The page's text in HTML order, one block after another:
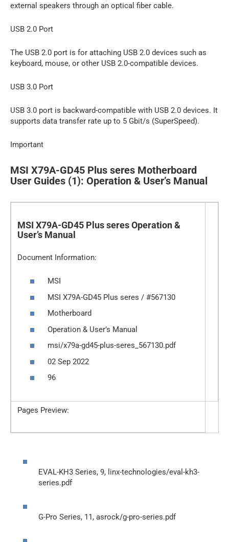
external speakers through an optical fiber cable.
USB 2.0 Port
The USB 2.0 port is for attaching USB 2.0 devices such as
keyboard, mouse, or other USB 2.0-compatible devices.
USB 3.0 Port
USB 3.0 port is backward-compatible with USB 2.0 devices. It
supports data transfer rate up to 5 Gbit/s (SuperSpeed).
Important
MSI X79A-GD45 Plus seres Motherboard
User Guides (1): Operation & User’s Manual
MSI X79A-GD45 Plus seres Operation &
User’s Manual
Document Information:
MSI
MSI X79A-GD45 Plus seres / #567130
Motherboard
Operation & User’s Manual
msi/x79a-gd45-plus-seres_567130.pdf
02 Sep 2022
96
Pages Preview:
EVAL-KH3 Series, 9, linx-technologies/eval-kh3-
series.pdf
G-Pro Series, 11, asrock/g-pro-series.pdf